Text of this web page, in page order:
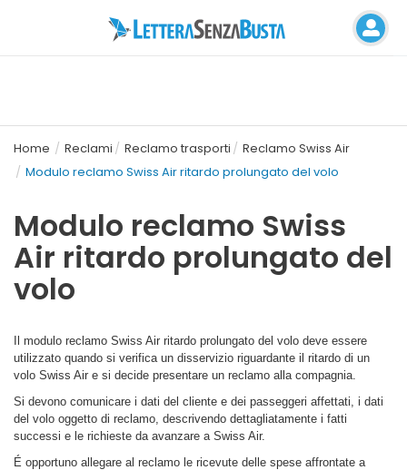
Home Reclami Reclamo trasporti
Reclamo Swiss Air
Modulo reclamo Swiss Air ritardo prolungato del volo
Modulo reclamo Swiss
Air ritardo prolungato del
volo
Il modulo reclamo Swiss Air ritardo prolungato del volo deve essere
utilizzato quando si verifica un disservizio riguardante il ritardo di un
volo Swiss Air e si decide presentare un reclamo alla compagnia.
Si devono comunicare i dati del cliente e dei passeggeri affettati, i dati
del volo oggetto di reclamo, descrivendo dettagliatamente i fatti
successi e le richieste da avanzare a Swiss Air.
É opportuno allegare al reclamo le ricevute delle spese affrontate a